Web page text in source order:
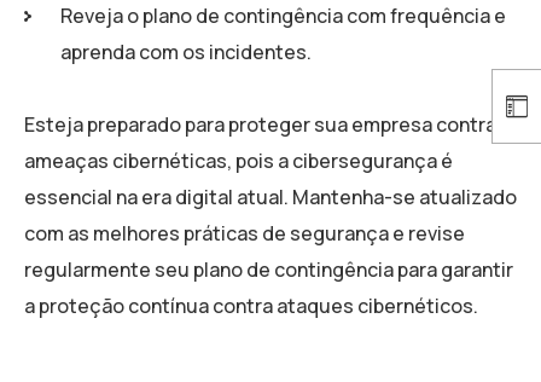
Reveja o plano de contingência com frequência e
aprenda com os incidentes.
Esteja preparado para proteger sua empresa contra
ameaças cibernéticas, pois a cibersegurança é
essencial na era digital atual. Mantenha-se atualizado
com as melhores práticas de segurança e revise
regularmente seu plano de contingência para garantir
a proteção contínua contra ataques cibernéticos.